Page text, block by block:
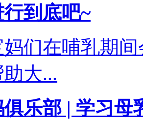
行到底吧~
们在哺乳期
大...
乐部 | 学习母